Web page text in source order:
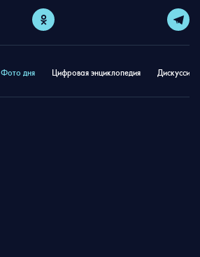
Фото дня Цифровая энциклопедия